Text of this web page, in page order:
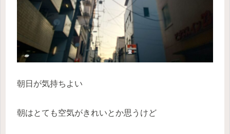
朝日が気持ちよい
朝はとても空気がきれいとか思うけど